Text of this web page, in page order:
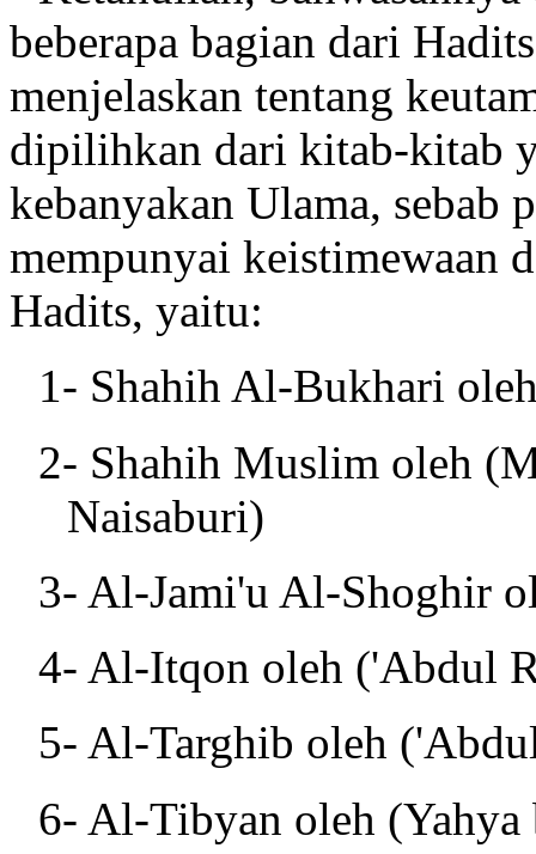
beberapa bagian dari
menjelaskan tentang
dipilihkan dari kitab-kitab
kebanyakan Ulama, sebab
mempunyai keistimewaan
Hadits, yaitu:
1- Shahih Al-Bukhari
2- Shahih Muslim oleh
Naisaburi)
3- Al-Jami'u Al-Shoghir
4- Al-Itqon oleh ('Abdul
5- Al-Targhib oleh
6- Al-Tibyan oleh